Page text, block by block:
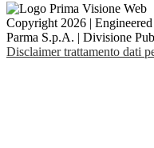
Copyright 2026 |
Parma S.p.A. | Divisione
Disclaimer trattamento dati